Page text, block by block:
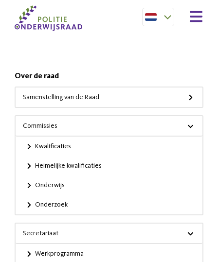
Over de raad
Samenstelling van de Raad
Commissies
Kwalificaties
Heimelijke kwalificaties
Onderwijs
Onderzoek
Secretariaat
Werkprogramma